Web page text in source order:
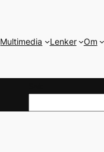
Multimedia Lenker Om